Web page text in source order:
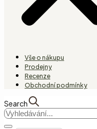
Vše o nákupu
Prodejny
Recenze
Obchodní podmínky
Search